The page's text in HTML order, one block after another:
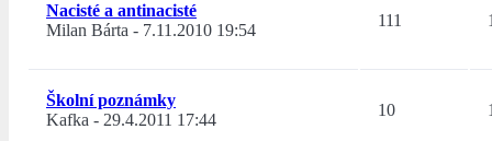
Nacisté a antinacisté
Milan Bárta - 7.11.2010 19:54
111
Školní poznámky
Kafka - 29.4.2011 17:44
10